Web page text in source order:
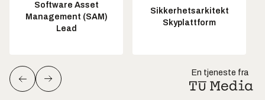
Software Asset
Management (SAM)
Lead
Sikkerhetsarkitekt
Skyplattform
En tjeneste fra